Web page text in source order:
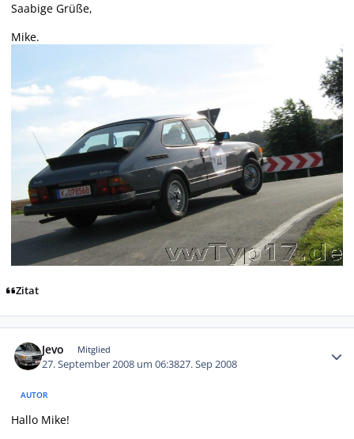
Saabige Grüße,
Mike.
Zitat
Jevo Mitglied
27. September 2008 um 06:3827. Sep 2008
AUTOR
Hallo Mike!